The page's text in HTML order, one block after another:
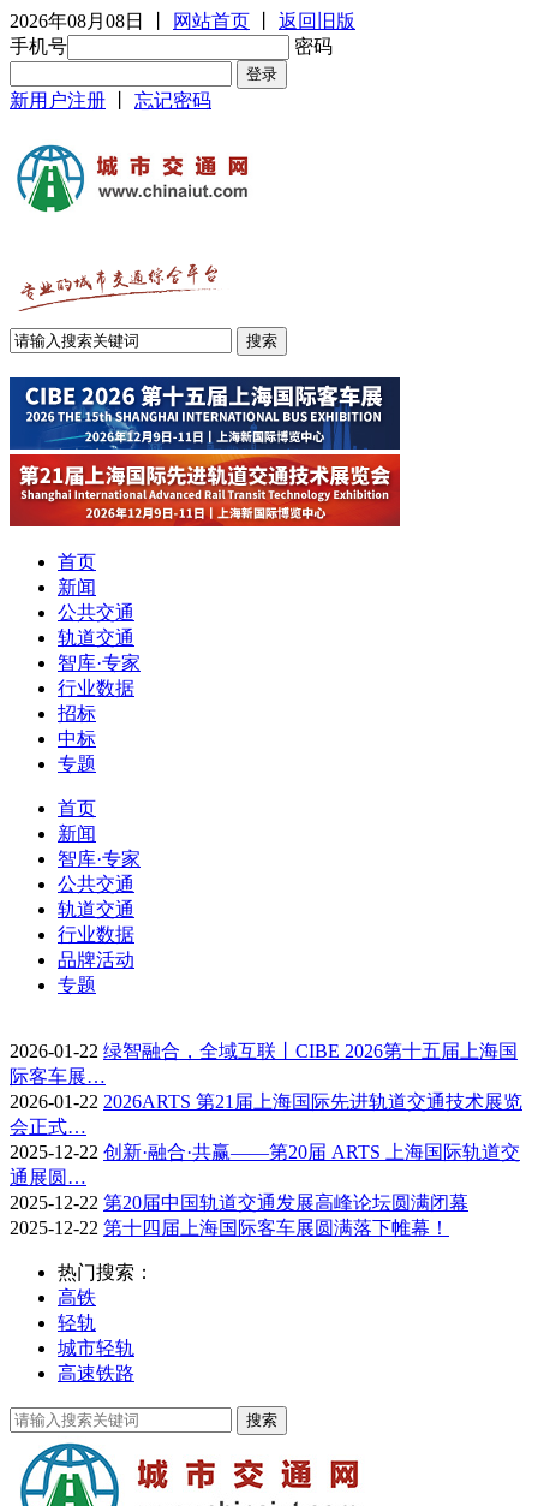
2026年08月08日 网站首页
返回旧版
手机号
密码
新用户注册 忘记密码
首页
新闻
公共交通
轨道交通
智库·专家
行业数据
招标
中标
专题
首页
新闻
智库·专家
公共交通
轨道交通
行业数据
品牌活动
专题
2026-01-22 绿智融合，全域互联丨CIBE 2026第十五届上海国
际客车展…
2026-01-22 2026ARTS 第21届上海国际先进轨道交通技术展览
会正式…
2025-12-22 创新·融合·共赢——第20届 ARTS 上海国际轨道交
通展圆…
2025-12-22 第20届中国轨道交通发展高峰论坛圆满闭幕
2025-12-22 第十四届上海国际客车展圆满落下帷幕！
热门搜索：
高铁
轻轨
城市轻轨
高速铁路